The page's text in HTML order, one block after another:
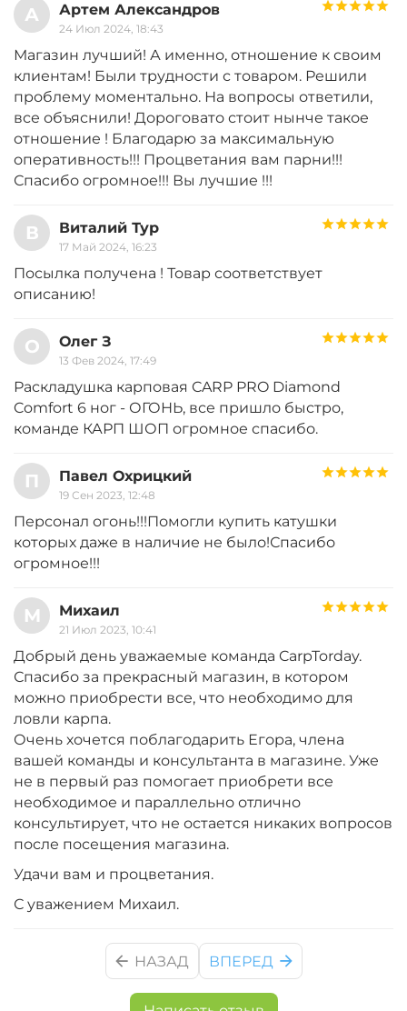
А Артем Александров
24 Июл 2024, 18:43
Магазин лучший! А именно, отношение к своим
клиентам! Были трудности с товаром. Решили
проблему моментально. На вопросы ответили,
все объяснили! Дороговато стоит нынче такое
отношение ! Благодарю за максимальную
оперативность!!! Процветания вам парни!!!
Спасибо огромное!!! Вы лучшие !!!
В Виталий Тур
17 Май 2024, 16:23
Посылка получена ! Товар соответствует
описанию!
О Олег З
13 Фев 2024, 17:49
Раскладушка карповая CARP PRO Diamond
Comfort 6 ног - ОГОНЬ, все пришло быстро,
команде КАРП ШОП огромное спасибо.
П Павел Охрицкий
19 Сен 2023, 12:48
Персонал огонь!!!Помогли купить катушки
которых даже в наличие не было!Спасибо
огромное!!!
М Михаил
21 Июл 2023, 10:41
Добрый день уважаемые команда CarpTorday.
Спасибо за прекрасный магазин, в котором
можно приобрести все, что необходимо для
ловли карпа.
Очень хочется поблагодарить Егора, члена
вашей команды и консультанта в магазине. Уже
не в первый раз помогает приобрети все
необходимое и параллельно отлично
консультирует, что не остается никаких вопросов
после посещения магазина.
Удачи вам и процветания.
С уважением Михаил.
НАЗАД ВПЕРЕД